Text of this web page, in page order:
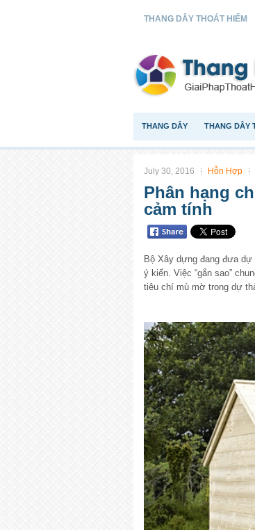
THANG DÂY THOÁT HIỂM
THANG DÂY THANG DÂY
July 30, 2016 Hỗn Hợp
Phân hạng
cảm tính
Bộ Xây dựng đang đưa
ý kiến. Việc “gắn sao”
tiêu chí mù mờ trong dự